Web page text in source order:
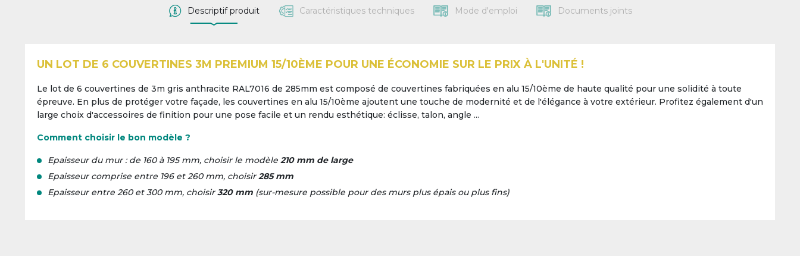
Descriptif produit Caractéristiques techniques Mode d'emploi Documents joints
UN LOT DE 6 COUVERTINES 3M PREMIUM 15/10ÈME POUR UNE ÉCONOMIE SUR LE PRIX À L'UNITÉ !
Le lot de 6 couvertines de 3m gris anthracite RAL7016 de 285mm est composé de couvertines fabriquées en alu 15/10ème de haute qualité pour une solidité à toute
épreuve. En plus de protéger votre façade, les couvertines en alu 15/10ème ajoutent une touche de modernité et de l'élégance à votre extérieur. Profitez également d'un
large choix d'accessoires de finition pour une pose facile et un rendu esthétique: éclisse, talon, angle ...
Comment choisir le bon modèle ?
Epaisseur du mur : de 160 à 195 mm, choisir le modèle 210 mm de large
Epaisseur comprise entre 196 et 260 mm, choisir285 mm
Epaisseur entre 260 et 300 mm, choisir320 mm (sur-mesure possible pour des murs plus épais ou plus fins)